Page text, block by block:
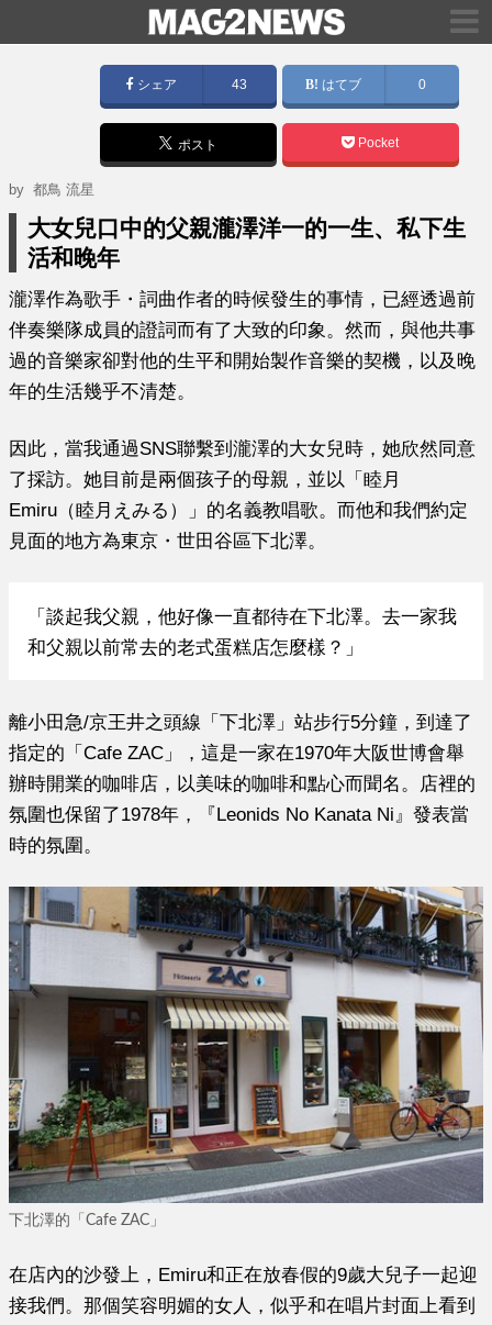
シェア 43 はてブ 0
ポスト Pocket
by都鳥 流星
大女兒口中的父親瀧澤洋一的一生、私下生
活和晚年
瀧澤作為歌手 ・詞曲作者的時候發生的事情，已經透過前
伴奏樂隊成員的證詞而有了大致的印象。然而，與他共事
過的音樂家卻對他的生平和開始製作音樂的契機，以及晚
年的生活幾乎不清楚。
因此，當我通過SNS聯繫到瀧澤的大女兒時，她欣然同意
了採訪。她目前是兩個孩子的母親，並以「睦月
Emiru（睦月えみる）」的名義教唱歌。而他和我們約定
見面的地方為東京・世田谷區下北澤。
「談起我父親，他好像一直都待在下北澤。去一家我
和父親以前常去的老式蛋糕店怎麼樣？」
離小田急/京王井之頭線「下北澤」站步行5分鐘，到達了
指定的「Cafe ZAC」，這是一家在1970年大阪世博會舉
辦時開業的咖啡店，以美味的咖啡和點心而聞名。店裡的
氛圍也保留了1978年，『 Leonids No Kanata Ni 』發表當
時的氛圍。
下北澤的「Cafe ZAC」
在店內的沙發上，Emiru和正在放春假的9歲大兒子一起迎
接我們。那個笑容明媚的女人，似乎和在唱片封面上看到